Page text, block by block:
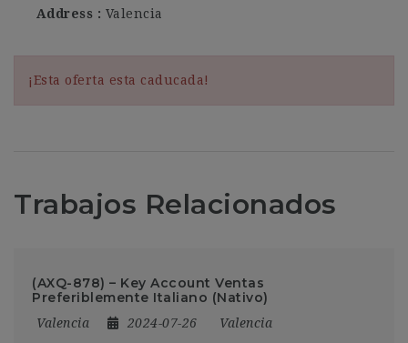
Address Valencia
¡Esta oferta esta caducada!
Trabajos Relacionados
(AXQ-878) – Key Account Ventas
Preferiblemente Italiano (Nativo)
Valencia 2024-07-26 Valencia